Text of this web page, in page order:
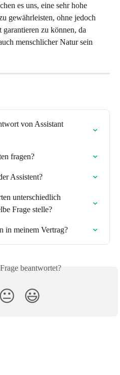
es uns, eine sehr hohe
gewährleisten, ohne jedoch
zu können, da
menschlicher Natur sein
von Assistant
fragen?
Assistent?
unterschiedlich
Frage stelle?
in meinem Vertrag?
beantwortet?
😐 😃